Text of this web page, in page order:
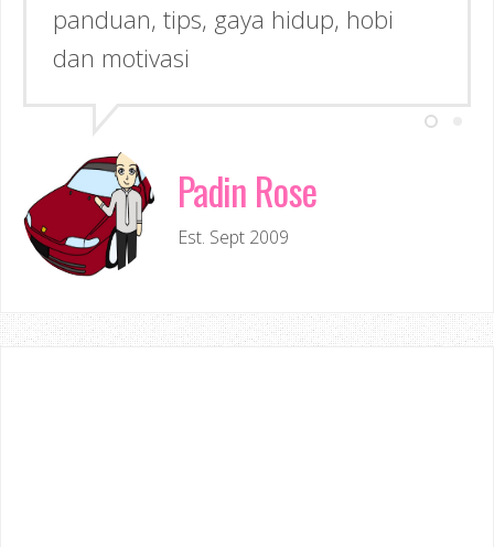
panduan, tips, gaya hidup, hobi
dan motivasi
Padin Rose
Est. Sept 2009